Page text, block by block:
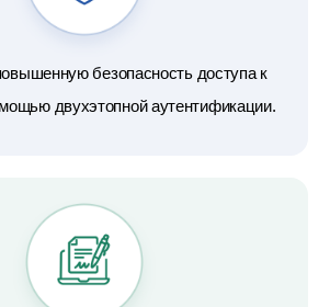
безопасность доступа к
двухэтопной аутентификации.